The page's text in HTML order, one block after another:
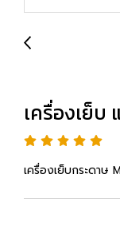
เครื่องเย็บ
เครื่องเย็บกระดาษ